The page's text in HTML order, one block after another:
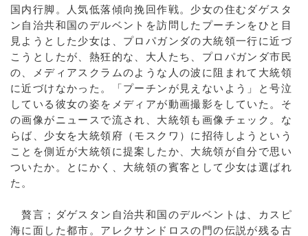
国内行脚。人気低落傾向挽回作戦。少女の住むダゲスタ
ン自治共和国のデルベントを訪問したプーチンをひと目
見ようとした少女は、プロパガンダの大統領一行に近づ
こうとしたが、熱狂的な、大人たち、プロパガンダ市民
の、メディアスクラムのような人の波に阻まれて大統領
に近づけなかった。「プーチンが見えないよう」と号泣
している彼女の姿をメディアが動画撮影をしていた。そ
の画像がニュースで流され、大統領も画像チェック。な
らば、少女を大統領府（モスクワ）に招待しようという
ことを側近が大統領に提案したか、大統領が自分で思い
ついたか。とにかく、大統領の賓客として少女は選ばれ
た。
贅言；ダゲスタン自治共和国のデルベントは、カスピ
海に面した都市。アレクサンドロスの門の伝説が残る古